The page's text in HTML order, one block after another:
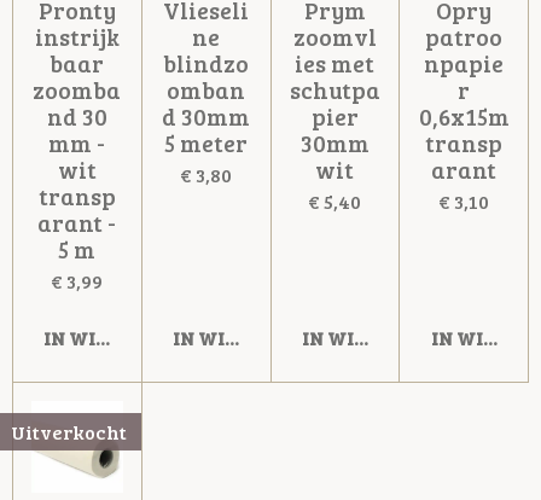
Pronty
instrijk
baar
zoomba
nd 30
mm -
wit
transp
arant -
5 m
€ 3,99
IN WINKELWAGEN
Vlieseli
ne
blindzo
omban
d 30mm
5 meter
€ 3,80
IN WINKELWAGEN
Prym
zoomvl
ies met
schutpa
pier
30mm
wit
€ 5,40
IN WINKELWAGEN
Opry
patroo
npapie
r
0,6x15m
transp
arant
€ 3,10
IN
Uitverkocht